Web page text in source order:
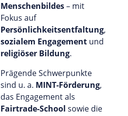
Menschenbildes– mit
Fokus auf
Persönlichkeitsentfaltung,
sozialem Engagement und
religiöser Bildung.
Prägende Schwerpunkte
sind u. a. MINT-Förderung,
das Engagement als
Fairtrade-School sowie die